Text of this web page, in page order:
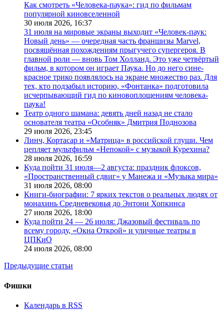
Как смотреть «Человека-паука»: гид по фильмам
популярной киновселенной
30 июля 2026, 16:37
31 июля на мировые экраны выходит «Человек-паук:
Новый день» — очередная часть франшизы Marvel,
посвящённая похождениям прыгучего супергероя. В
главной роли — вновь Том Холланд. Это уже четвёртый
фильм, в котором он играет Паука. Но до него сине-
красное трико появлялось на экране множество раз. Для
тех, кто подзабыл историю, «Фонтанка» подготовила
исчерпывающий гид по киновоплощениям человека-
паука!
Театр одного шамана: девять дней назад не стало
основателя театра «Особняк» Дмитрия Поднозова
29 июля 2026, 23:45
Линч, Кортасар и «Матрица» в российской глуши. Чем
цепляет мультфильм «Непокой» с музыкой Курехина?
28 июля 2026, 16:59
Куда пойти 31 июля—2 августа: праздник флоксов,
«Пространственный сдвиг» у Манежа и «Музыка мира»
31 июля 2026, 08:00
Книги-биографии: 7 ярких текстов о реальных людях от
монахинь Средневековья до Энтони Хопкинса
27 июля 2026, 18:00
Куда пойти 24 — 26 июля: Джазовый фестиваль по
всему городу, «Окна Открой» и уличные театры в
ЦПКиО
24 июля 2026, 08:00
Предыдущие статьи
Фишки
Календарь в RSS